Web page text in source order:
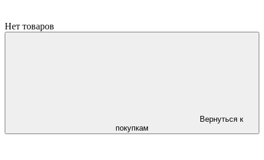
Нет товаров
Вернуться к
покупкам